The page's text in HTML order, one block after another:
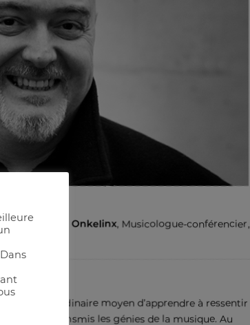
Jean-Marc Onkelinx, Musicologue-conférencier,
un extraordinaire moyen d’apprendre à ressentir
nous ont transmis les génies de la musique. Au